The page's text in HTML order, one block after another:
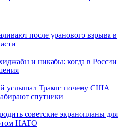
после уранового взрыва в
и никабы: когда в России
услышал Трамп: почему США
спутники
советские экранопланы для
НАТО